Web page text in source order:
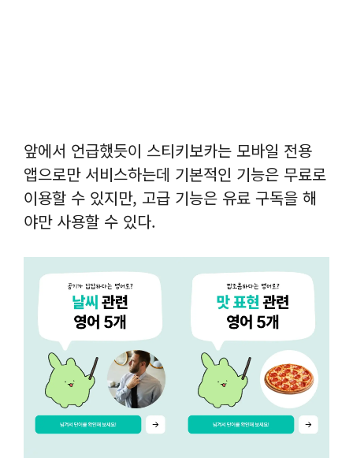
앞에서 언급했듯이 스티키보카는 모바일 전용
앱으로만 서비스하는데 기본적인 기능은 무료로
이용할 수 있지만, 고급 기능은 유료 구독을 해
야만 사용할 수 있다.